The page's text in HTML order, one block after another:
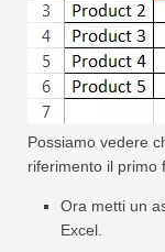
Possiamo vedere
riferimento il primo
Ora metti un
Excel.